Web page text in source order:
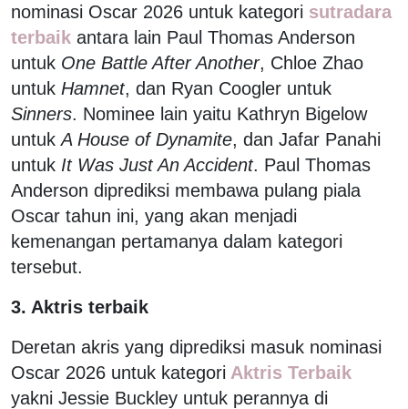
nominasi Oscar 2026 untuk kategori sutradara
terbaik antara lain Paul Thomas Anderson
untuk One Battle After Another, Chloe Zhao
untuk Hamnet, dan Ryan Coogler untuk
Sinners. Nominee lain yaitu Kathryn Bigelow
untukA House of Dynamite, dan Jafar Panahi
untuk It Was Just An Accident. Paul Thomas
Anderson diprediksi membawa pulang piala
Oscar tahun ini, yang akan menjadi
kemenangan pertamanya dalam kategori
tersebut.
3. Aktris terbaik
Deretan akris yang diprediksi masuk nominasi
Oscar 2026 untuk kategori Aktris Terbaik
yakni Jessie Buckley untuk perannya di